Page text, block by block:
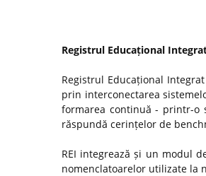
Registrul Educațional
Registrul Educațional
prin interconectarea
formarea continuă - printr-o
răspundă cerințelor de
REI integrează și un modul
nomenclatoarelor utilizate la